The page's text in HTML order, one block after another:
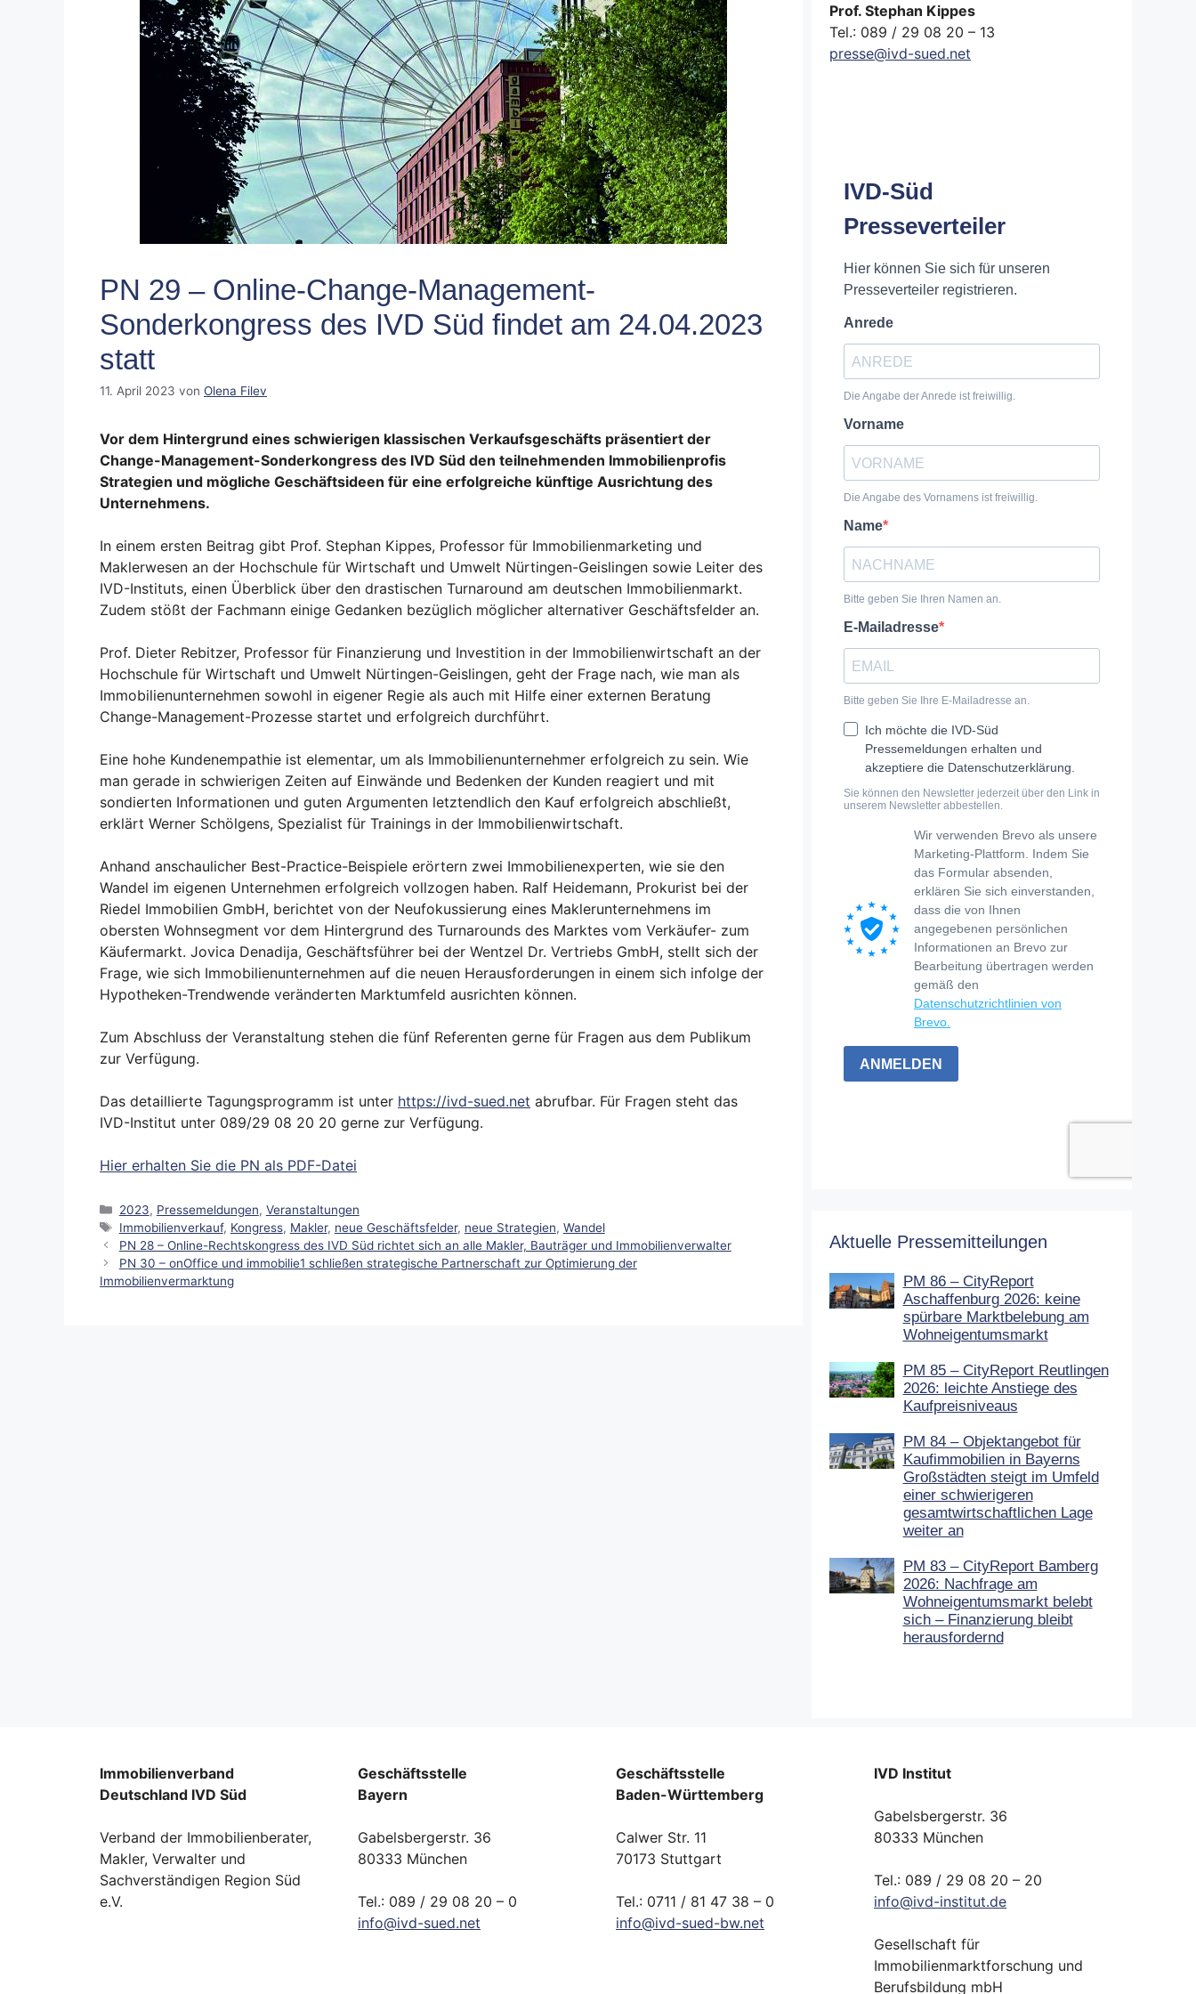
PN 29 – Online-Change-Management-
Sonderkongress des IVD Süd findet am 24.04.2023
statt
11. April 2023 von Olena Filev
Vor dem Hintergrund eines schwierigen klassischen Verkaufsgeschäfts präsentiert der
Change-Management-Sonderkongress des IVD Süd den teilnehmenden Immobilienprofis
Strategien und mögliche Geschäftsideen für eine erfolgreiche künftige Ausrichtung des
Unternehmens.
In einem ersten Beitrag gibt Prof. Stephan Kippes, Professor für Immobilienmarketing und
Maklerwesen an der Hochschule für Wirtschaft und Umwelt Nürtingen-Geislingen sowie Leiter des
IVD-Instituts, einen Überblick über den drastischen Turnaround am deutschen Immobilienmarkt.
Zudem stößt der Fachmann einige Gedanken bezüglich möglicher alternativer Geschäftsfelder an.
Prof. Dieter Rebitzer, Professor für Finanzierung und Investition in der Immobilienwirtschaft an der
Hochschule für Wirtschaft und Umwelt Nürtingen-Geislingen, geht der Frage nach, wie man als
Immobilienunternehmen sowohl in eigener Regie als auch mit Hilfe einer externen Beratung
Change-Management-Prozesse startet und erfolgreich durchführt.
Eine hohe Kundenempathie ist elementar, um als Immobilienunternehmer erfolgreich zu sein. Wie
man gerade in schwierigen Zeiten auf Einwände und Bedenken der Kunden reagiert und mit
sondierten Informationen und guten Argumenten letztendlich den Kauf erfolgreich abschließt,
erklärt Werner Schölgens, Spezialist für Trainings in der Immobilienwirtschaft.
Anhand anschaulicher Best-Practice-Beispiele erörtern zwei Immobilienexperten, wie sie den
Wandel im eigenen Unternehmen erfolgreich vollzogen haben. Ralf Heidemann, Prokurist bei der
Riedel Immobilien GmbH, berichtet von der Neufokussierung eines Maklerunternehmens im
obersten Wohnsegment vor dem Hintergrund des Turnarounds des Marktes vom Verkäufer- zum
Käufermarkt. Jovica Denadija, Geschäftsführer bei der Wentzel Dr. Vertriebs GmbH, stellt sich der
Frage, wie sich Immobilienunternehmen auf die neuen Herausforderungen in einem sich infolge der
Hypotheken-Trendwende veränderten Marktumfeld ausrichten können.
Zum Abschluss der Veranstaltung stehen die fünf Referenten gerne für Fragen aus dem Publikum
zur Verfügung.
Das detaillierte Tagungsprogramm ist unter https://ivd-sued.net abrufbar. Für Fragen steht das
IVD-Institut unter 089/29 08 20 20 gerne zur Verfügung.
Hier erhalten Sie die PN als PDF-Datei
Kategorien
2023, Pressemeldungen, Veranstaltungen
Schlagwörter
Immobilienverkauf, Kongress, Makler, neue Geschäftsfelder, neue Strategien, Wandel
PN 28 – Online-Rechtskongress des IVD Süd richtet sich an alle Makler, Bauträger und Immobilienverwalter
PN 30 – onOffice und immobilie1 schließen strategische Partnerschaft zur Optimierung der
Immobilienvermarktung
Prof. Stephan Kippes
Tel.: 089 / 29 08 20 – 13
presse@ivd-sued.net
Aktuelle Pressemitteilungen
PM 86 – CityReport
Aschaffenburg 2026: keine
spürbare Marktbelebung am
Wohneigentumsmarkt
PM 85 – CityReport Reutlingen
2026: leichte Anstiege des
Kaufpreisniveaus
PM 84 – Objektangebot für
Kaufimmobilien in Bayerns
Großstädten steigt im Umfeld
einer schwierigeren
gesamtwirtschaftlichen Lage
weiter an
PM 83 – CityReport Bamberg
2026: Nachfrage am
Wohneigentumsmarkt belebt
sich – Finanzierung bleibt
herausfordernd
Immobilienverband
Deutschland IVD Süd
Verband der Immobilienberater,
Makler, Verwalter und
Sachverständigen Region Süd
e.V.
Geschäftsstelle
Bayern
Gabelsbergerstr. 36
80333 München
Tel.: 089 / 29 08 20 – 0
info@ivd-sued.net
Geschäftsstelle
Baden-Württemberg
Calwer Str. 11
70173 Stuttgart
Tel.: 0711 / 81 47 38 – 0
info@ivd-sued-bw.net
IVD Institut
Gabelsbergerstr. 36
80333 München
Tel.: 089 / 29 08 20 – 20
info@ivd-institut.de
Gesellschaft für
Immobilienmarktforschung und
Berufsbildung mbH